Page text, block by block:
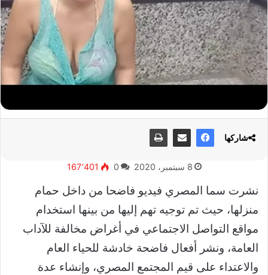
8 سبتمبر، 2020 0 167٬401
نشرت سما المصري فيديو فاضحا من داخل حمام
منزلها، حيث تم توجيه تهم إليها من بينها استخدام
مواقع التواصل الاجتماعي في أغراض مخالفة للآداب
العامة، ونشر أفعال فاضحة خادشة للحياء العام
والاعتداء على قيم المجتمع المصري، وإنشاء عدة
شاركها